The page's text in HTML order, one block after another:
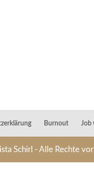
Burnout Job
Schirl - Alle Rechte